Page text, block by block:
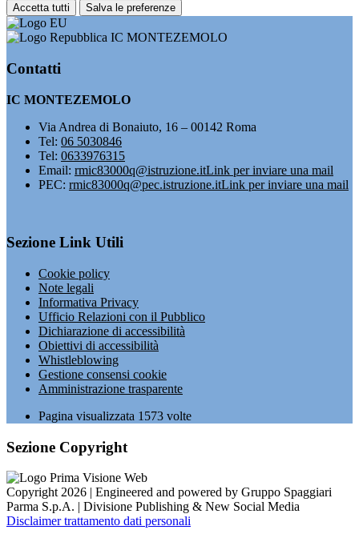
Accetta tutti Salva le preferenze
IC MONTEZEMOLO
Contatti
IC MONTEZEMOLO
Via Andrea di Bonaiuto, 16 – 00142 Roma
Tel: 06 5030846
Tel: 0633976315
Email: rmic83000q@istruzione.itLink per inviare una mail
PEC: rmic83000q@pec.istruzione.itLink per inviare una mail
Sezione Link Utili
Cookie policy
Note legali
Informativa Privacy
Ufficio Relazioni con il Pubblico
Dichiarazione di accessibilità
Obiettivi di accessibilità
Whistleblowing
Gestione consensi cookie
Amministrazione trasparente
Pagina visualizzata 1573 volte
Sezione Copyright
Copyright 2026 | Engineered and powered by Gruppo Spaggiari
Parma S.p.A. | Divisione Publishing & New Social Media
Disclaimer trattamento dati personali